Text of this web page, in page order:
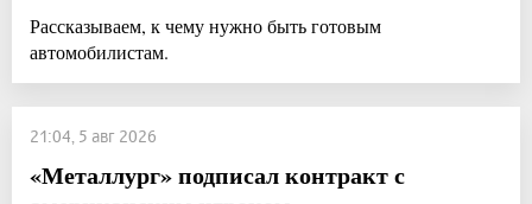
Рассказываем, к чему нужно быть готовым
автомобилистам.
21:04, 5 авг 2026
«Металлург» подписал контракт с